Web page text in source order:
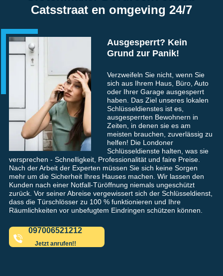
Catsstraat en omgeving 24/7
Ausgesperrt? Kein
Grund zur Panik!
Verzweifeln Sie nicht, wenn Sie
sich aus Ihrem Haus, Büro, Auto
oder Ihrer Garage ausgesperrt
haben. Das Ziel unseres lokalen
Schlüsseldienstes ist es,
ausgesperrten Bewohnern in
Zeiten, in denen sie es am
meisten brauchen, zuverlässig zu
helfen! Die Londoner
Schlüsseldienste halten, was sie
versprechen - Schnelligkeit, Professionalität und faire Preise.
Nach der Arbeit der Experten müssen Sie sich keine Sorgen
mehr um die Sicherheit Ihres Hauses machen. Wir lassen den
Kunden nach einer Notfall-Türöffnung niemals ungeschützt
zurück. Vor seiner Abreise vergewissert sich der Schlüsseldienst,
dass die Türschlösser zu 100 % funktionieren und Ihre
Räumlichkeiten vor unbefugtem Eindringen schützen können.
097006521212
Jetzt anrufen!!